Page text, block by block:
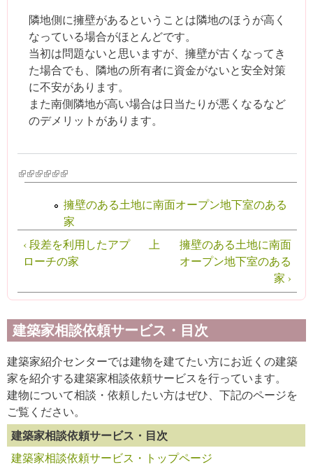
隣地側に擁壁があるということは隣地のほうが高く
なっている場合がほとんどです。
当初は問題ないと思いますが、擁壁が古くなってき
た場合でも、隣地の所有者に資金がないと安全対策
に不安があります。
また南側隣地が高い場合は日当たりが悪くなるなど
のデメリットがあります。
(link is external)
(link is external)
(link is external)
(link is external)
(link is external)
(link is external)
擁壁のある土地に南面オープン地下室のある
家
‹ 段差を利用したアプ
ローチの家
上
擁壁のある土地に南面
オープン地下室のある
家 ›
建築家相談依頼サービス・目次
建築家紹介センターでは建物を建てたい方にお近くの建築
家を紹介する建築家相談依頼サービスを行っています。
建物について相談・依頼したい方はぜひ、下記のページを
ご覧ください。
建築家相談依頼サービス・目次
建築家相談依頼サービス・トップページ